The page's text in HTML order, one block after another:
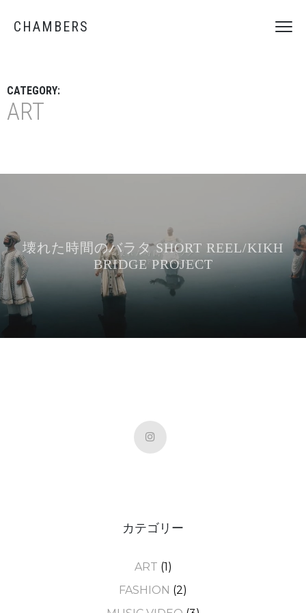
CHAMBERS
CATEGORY:
ART
壊れた時間のバラタ SHORT REEL/KIKH
BRIDGE PROJECT
カテゴリー
ART (1)
FASHION (2)